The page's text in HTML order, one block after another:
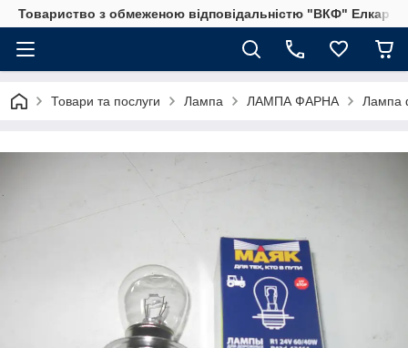
Товариство з обмеженою відповідальністю "ВКФ" Елкар"
Товари та послуги Лампа ЛАМПА ФАРНА Лампа